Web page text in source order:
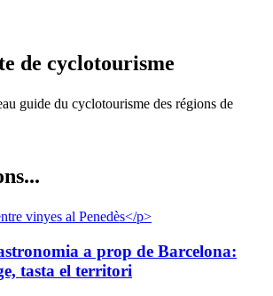
de cyclotourisme
guide du cyclotourisme des régions de
a prop de Barcelona:
tasta el territori